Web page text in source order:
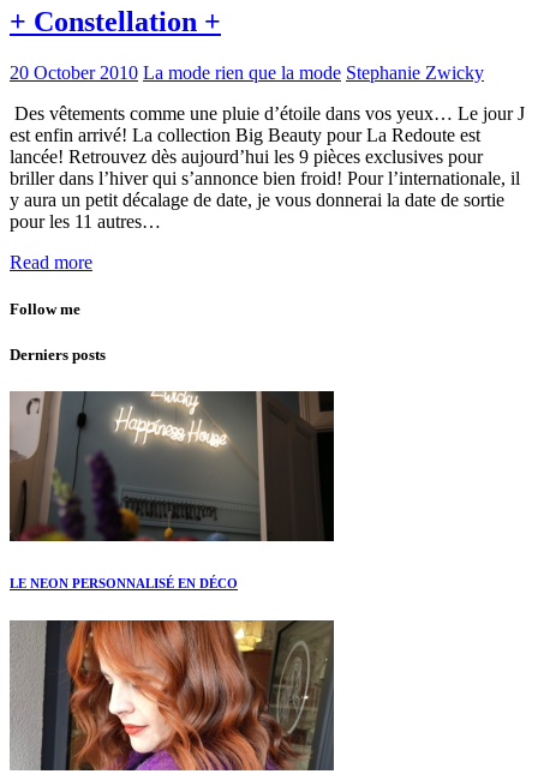
+ Constellation +
20 October 2010 La mode rien que la mode Stephanie Zwicky
Des vêtements comme une pluie d’étoile dans vos yeux… Le jour J
est enfin arrivé! La collection Big Beauty pour La Redoute est
lancée! Retrouvez dès aujourd’hui les 9 pièces exclusives pour
briller dans l’hiver qui s’annonce bien froid! Pour l’internationale, il
y aura un petit décalage de date, je vous donnerai la date de sortie
pour les 11 autres…
Read more
Follow me
Derniers posts
LE NEON PERSONNALISÉ EN DÉCO